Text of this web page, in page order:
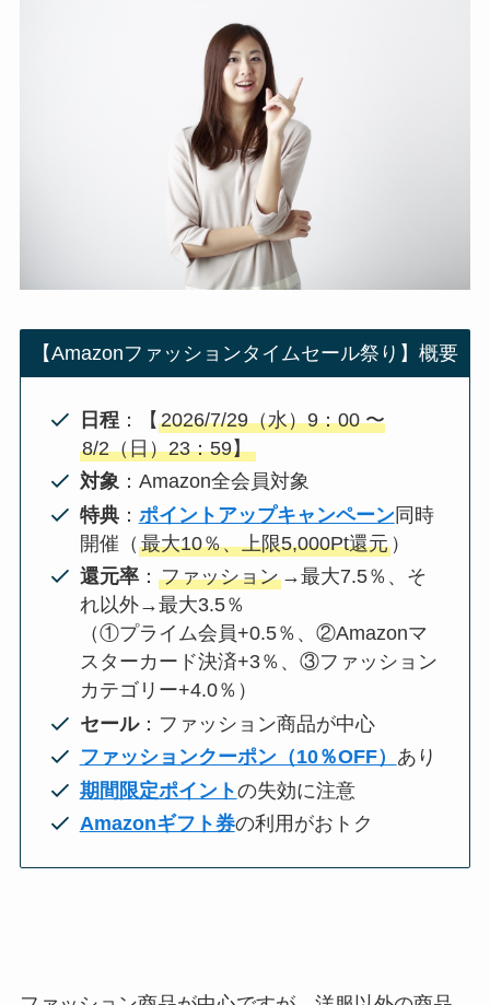
【Amazonファッションタイムセール祭り】概要
日程：【 2026/7/29（水）9：00 〜
8/2（日）23：59】
対象：Amazon全会員対象
特典： ポイントアップキャンペーン同時
開催（ 最大10％、上限5,000Pt還元）
還元率： ファッション→最大7.5％、そ
れ以外→最大3.5％
（①プライム会員+0.5％、②Amazonマ
スターカード決済+3％、③ファッション
カテゴリー+4.0％）
セール：ファッション商品が中心
ファッションクーポン（10％OFF） あり
期間限定ポイントの失効に注意
Amazonギフト券の利用がおトク